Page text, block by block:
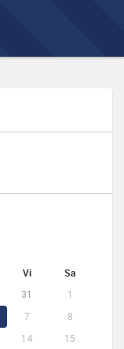
Vi Sa
31
1
7
8
14
15